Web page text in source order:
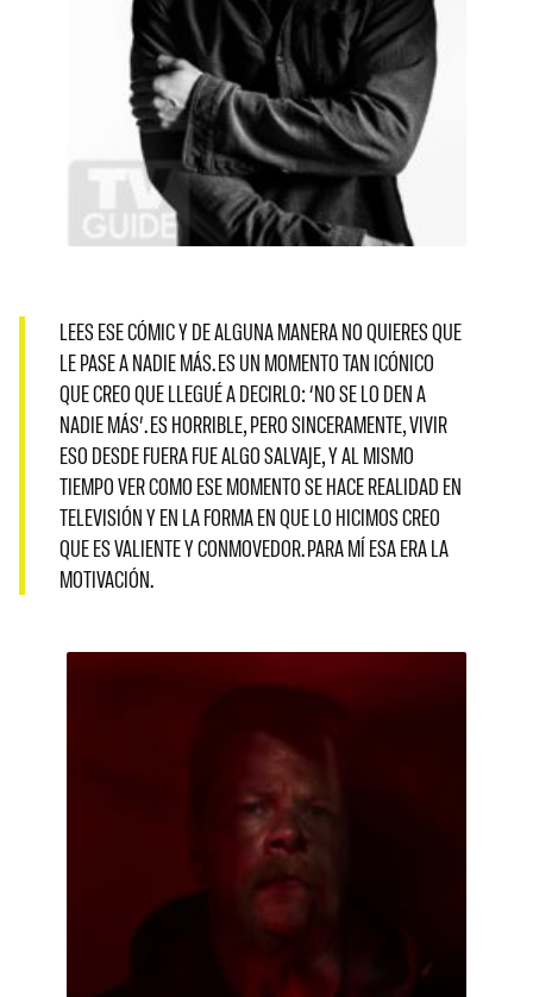
LEES ESE CÓMIC Y DE ALGUNA MANERA NO QUIERES QUE
LE PASE A NADIE MÁS. ES UN MOMENTO TAN ICÓNICO
QUE CREO QUE LLEGUÉ A DECIRLO: ‘NO SE LO DEN A
NADIE MÁS’. ES HORRIBLE, PERO SINCERAMENTE, VIVIR
ESO DESDE FUERA FUE ALGO SALVAJE, Y AL MISMO
TIEMPO VER COMO ESE MOMENTO SE HACE REALIDAD EN
TELEVISIÓN Y EN LA FORMA EN QUE LO HICIMOS CREO
QUE ES VALIENTE Y CONMOVEDOR. PARA MÍ ESA ERA LA
MOTIVACIÓN.